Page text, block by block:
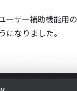
ーザー補助機能用の
になりました。